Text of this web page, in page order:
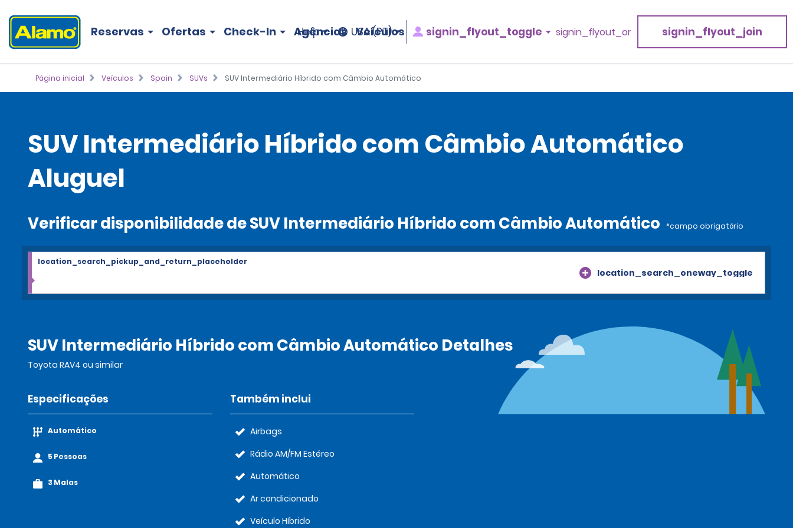
Reservas Ofertas Check-In Agências Veículos
Help USA (PT) signin_flyout_toggle signin_flyout_or signin_flyout_join
Página inicial Veículos Spain SUVs SUV Intermediário Híbrido com Câmbio Automático
SUV Intermediário Híbrido com Câmbio Automático
Aluguel
Verificar disponibilidade de SUV Intermediário Híbrido com Câmbio Automático *campo obrigatório
location_search_oneway_toggle
location_search_pickup_and_return_placeholder
SUV Intermediário Híbrido com Câmbio Automático Detalhes
Toyota RAV4 ou similar
Especificações
Automático
5 Pessoas
3 Malas
Também inclui
Airbags
Rádio AM/FM Estéreo
Automático
Ar condicionado
Veículo Híbrido